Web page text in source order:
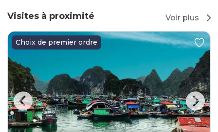
Visites à proximité Voir plus
Choix de premier ordre